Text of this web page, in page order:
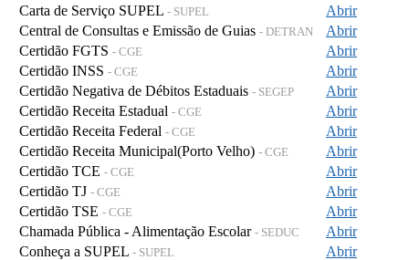
Carta de Serviço SUPEL - SUPEL
Abrir
Central de Consultas e Emissão de Guias - DETRAN
Abrir
Certidão FGTS - CGE
Abrir
Certidão INSS - CGE
Abrir
Certidão Negativa de Débitos Estaduais - SEGEP
Abrir
Certidão Receita Estadual - CGE
Abrir
Certidão Receita Federal - CGE
Abrir
Certidão Receita Municipal(Porto Velho) - CGE
Abrir
Certidão TCE - CGE
Abrir
Certidão TJ - CGE
Abrir
Certidão TSE - CGE
Abrir
Chamada Pública - Alimentação Escolar - SEDUC
Abrir
Conheça a SUPEL - SUPEL
Abrir